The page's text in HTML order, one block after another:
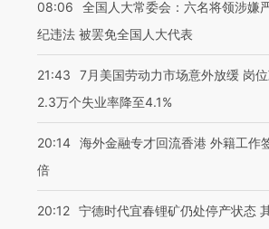
08:06
全国人大常委会：六名将领涉嫌
纪违法 被罢免全国人大代表
21:43
7月美国劳动力市场意外放缓 岗
2.3万个失业率降至4.1%
20:14 海外金融专才回流香港 外籍工作
倍
20:12 宁德时代宜春锂矿仍处停产状态